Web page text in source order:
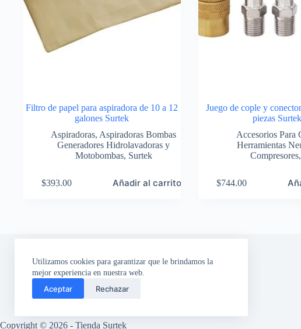
Utilizamos cookies para garantizar que le brindamos la
mejor experiencia en nuestra web.
Aceptar Rechazar
Filtro de papel para aspiradora de 10 a 12
galones Surtek
Aspiradoras, Aspiradoras Bombas
Generadores Hidrolavadoras y
Motobombas, Surtek
$393.00 Añadir al carrito
Juego de cople y
piezas Surtek
Accesorios Para
Herramientas
Compresores,
$744.00
Copyright © 2026 - Tienda Surtek